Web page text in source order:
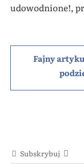
udowodnione!,
Fajny
Subskrybuj